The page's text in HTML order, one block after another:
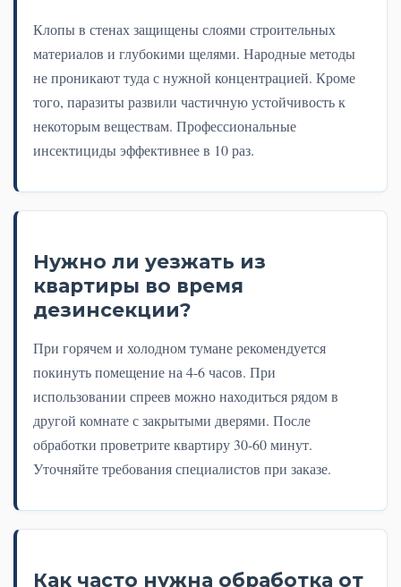
Клопы в стенах защищены слоями строительных
материалов и глубокими щелями. Народные методы
не проникают туда с нужной концентрацией. Кроме
того, паразиты развили частичную устойчивость к
некоторым веществам. Профессиональные
инсектициды эффективнее в 10 раз.
Нужно ли уезжать из
квартиры во время
дезинсекции?
При горячем и холодном тумане рекомендуется
покинуть помещение на 4-6 часов. При
использовании спреев можно находиться рядом в
другой комнате с закрытыми дверями. После
обработки проветрите квартиру 30-60 минут.
Уточняйте требования специалистов при заказе.
Как часто нужна обработка от